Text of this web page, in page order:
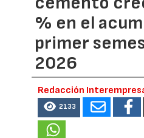
% en el
primer
2026
Redacción
2133